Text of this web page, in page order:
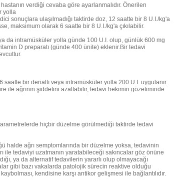
verdiği cevaba göre ayarlanmalıdır. Önerilen
yolla
sonuçlara ulaşılmadığı taktirde doz, 12 saatte bir 8 U.I./kg'a
maksimum olarak 6 saatte bir 8 U.I./kg'a çıkılabilir.
da intramüsküler yolla günde 100 U.I. olup, günlük 600 mg
D preparatı (günde 400 ünite) eklenir.Bir tedavi
saatte bir derialtı veya intramüsküler yolla 200 U.I. uygulanır.
ile ağrının şiddetini azaltabilir, tedavi hekimin gözetiminde
hiçbir düzelme görülmediği taktirde tedavi
halde ağrı semptomlarında bir düzelme yoksa, tedavinin
ile tedaviyi uzatmanın yaratabileceği sakıncalar göz önüne
ya da alternatif tedavilerin yararlı olup olmayacağı
gibi bazı vakalarda patolojik sürecin reaktive olduğu
kendisine karşı antikor gelişmesi ile bağlantılıdır.